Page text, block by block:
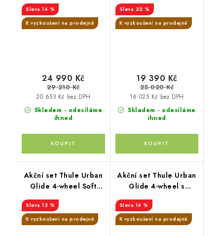
Mid blue + hluboká
korba
14 %
K vyzkoušení na prodejně
Skladem - odesíláme
ihned
20 653 Kč bez DPH
24 990 Kč
29 210 Kč
moskytiéra + madlo
22 %
K vyzkoušení na prodejně
Skladem - odesíláme
ihned
16 025 Kč bez DPH
19 390 Kč
25 020 Kč
Akční set Thule Urban
Glide 4-wheel Soft
Beige + korba +
pláštěnka + moskytiéra
+ madlo + pláštěnka na
13 %
K vyzkoušení na prodejně
Akční set Thule Urban
Glide 4-wheel s
magnetickou přezkou
Mid blue + korba +
pláštěnka + moskytiéra
14 %
K vyzkoušení na prodejně